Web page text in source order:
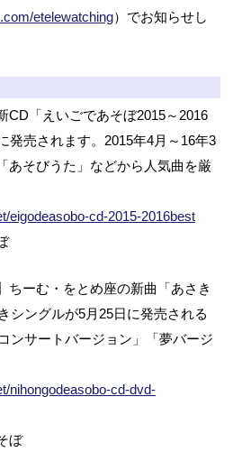
etelewatching）でお知らせし
「えいごであそぼ2015～2016
発売されます。2015年4月～16年3
あそびうた」などから人気曲を厳
eigodeasobo-cd-2015-2016best
ーむ・をとめ座の新曲「あさき
シングルが5月25日に発売される
ンサートバージョン」「夢バージ
nihongodeasobo-cd-dvd-
ぼ